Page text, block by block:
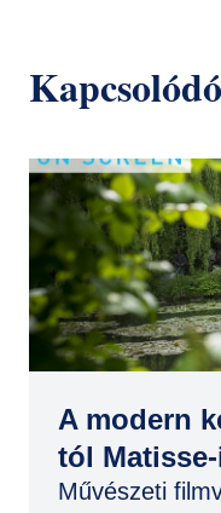
A modern
tól
Művészeti